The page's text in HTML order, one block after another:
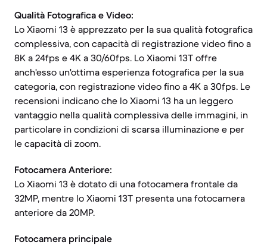
Qualità Fotografica e Video:
Lo Xiaomi 13 è apprezzato per la sua qualità fotografica
complessiva, con capacità di registrazione video fino a
8K a 24fps e 4K a 30/60fps. Lo Xiaomi 13T offre
anch'esso un'ottima esperienza fotografica per la sua
categoria, con registrazione video fino a 4K a 30fps. Le
recensioni indicano che lo Xiaomi 13 ha un leggero
vantaggio nella qualità complessiva delle immagini, in
particolare in condizioni di scarsa illuminazione e per
le capacità di zoom.
Fotocamera Anteriore:
Lo Xiaomi 13 è dotato di una fotocamera frontale da
32MP, mentre lo Xiaomi 13T presenta una fotocamera
anteriore da 20MP.
Fotocamera principale